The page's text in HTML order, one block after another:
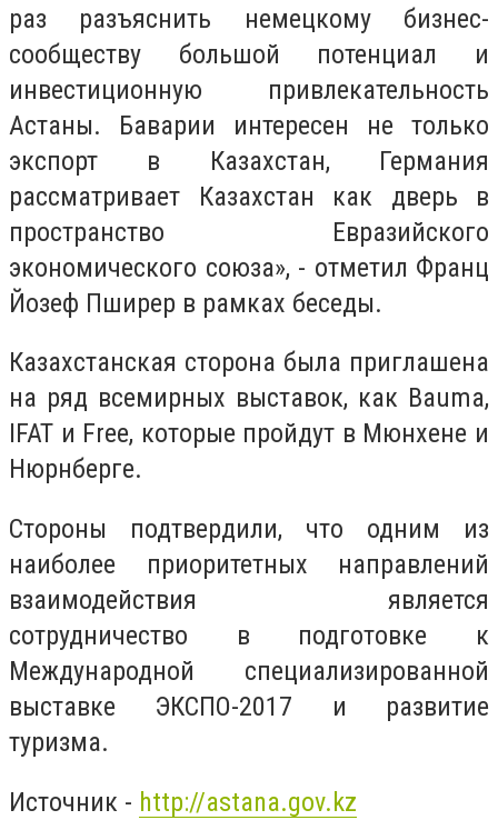
раз разъяснить немецкому бизнес-
сообществу большой потенциал и
инвестиционную привлекательность
Астаны. Баварии интересен не только
экспорт в Казахстан, Германия
рассматривает Казахстан как дверь в
пространство Евразийского
экономического союза», - отметил Франц
Йозеф Пширер в рамках беседы.
Казахстанская сторона была приглашена
на ряд всемирных выставок, как Bauma,
IFAT и Free, которые пройдут в Мюнхене и
Нюрнберге.
Стороны подтвердили, что одним из
наиболее приоритетных направлений
взаимодействия является
сотрудничество в подготовке к
Международной специализированной
выставке ЭКСПО-2017 и развитие
туризма.
Источник - http://astana.gov.kz